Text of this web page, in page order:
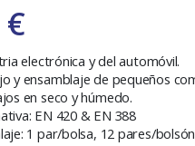
€
electrónica y del automóvil.
y ensamblaje de pequeños
en seco y húmedo.
EN 420 & EN 388
1 par/bolsa, 12 pares/